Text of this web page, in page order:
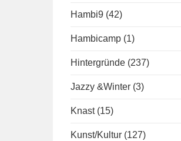
Hambi9 (42)
Hambicamp (1)
Hintergründe (237)
Jazzy &Winter (3)
Knast (15)
Kunst/Kultur (127)